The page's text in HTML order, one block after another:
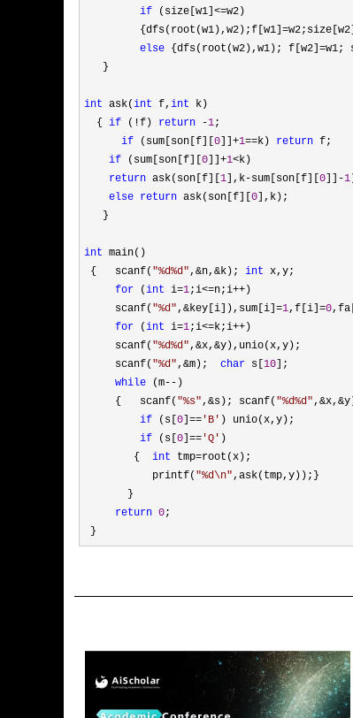
if (size[w1]<=w2)
         {dfs(root(w1),w2);f[w1]
else {dfs(root(w2),w1); f[w2]=w1;
   }
int ask(int f, int k)
  {
if (!f) return -1;
if (sum[son[f][ 0 ]]+1==k) return f;
if (sum[son[f][ 0 ]]+1<k)
return ask(son[f][ 1 ],k-sum[son[f][ 0 ]]-1
else return ask(son[f][ 0 ],k);
   }
int main()
{   scanf( "%d%d",&n,&k); int x,y;
for (int i=1;i<=n;i++ )
     scanf(
"%d",&key[i]),sum[i]=1,f[i]=0
for (int i=1;i<=k;i++ )
     scanf(
"%d%d",&x,&y),unio(x,y);
     scanf(
"%d",&m); char s[ 10 ];
while (m-- )
     {   scanf(
"%s",&s); scanf( "%d%d",&x,&
if (s[ 0 ]== ' B ' ) unio(x,y);
if (s[ 0 ]== 'Q ' )
        {
int tmp=root(x);
           printf(
"%d\n",ask(tmp,y));}
       }
return 0;
}